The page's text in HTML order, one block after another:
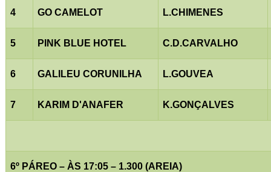
4 GO CAMELOT L.CHIMENES
5 PINK BLUE HOTEL C.D.CARVALHO
6 GALILEU CORUNILHA L.GOUVEA
7 KARIM D'ANAFER K.GONÇALVES
6º PÁREO – ÀS 17:05 – 1.300 (AREIA)